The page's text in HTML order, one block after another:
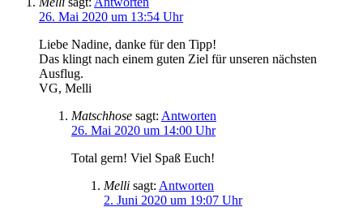
26. Mai 2020 um 13:54 Uhr
Liebe Nadine, danke für den Tipp!
Das klingt nach einem guten Ziel für unseren nächsten
Ausflug.
VG, Melli
Matschhose sagt: Antworten
26. Mai 2020 um 14:00 Uhr
Total gern! Viel Spaß Euch!
Melli sagt: Antworten
2. Juni 2020 um 19:07 Uhr